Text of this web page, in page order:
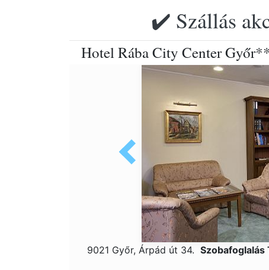
✔️ Szállás
Hotel Rába City Center
9021 Győr, Árpád út 34.